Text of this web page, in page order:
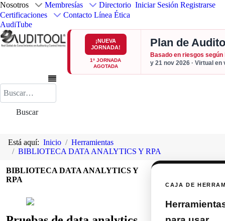
Nosotros Membresías
Directorio
Certificaciones
Contacto Línea Ética
AudiTube
Iniciar Sesión Registrarse
¡NUEVA
JORNADA!
1ª JORNADA
AGOTADA
Plan de
Basado en riesgos según
y 21 nov 2026 · Virtual en
Buscar
Buscar
Está aquí: Inicio
Herramientas
BIBLIOTECA DATA ANALYTICS Y RPA
BIBLIOTECA DATA ANALYTICS Y
RPA
CAJA DE